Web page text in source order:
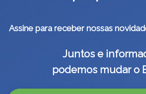
Assine para receber nossas
Juntos e
podemos mudar o